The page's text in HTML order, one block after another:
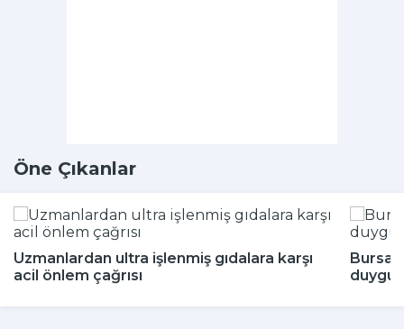
Öne Çıkanlar
Uzmanlardan ultra işlenmiş gıdalara karşı
acil önlem çağrısı